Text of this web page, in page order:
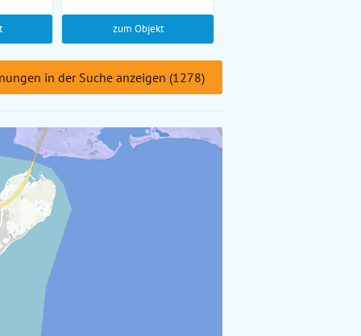
zum Objekt
in der Suche anzeigen (1278)